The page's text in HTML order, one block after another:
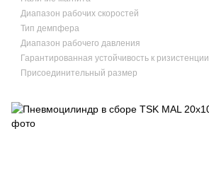
Диапазон рабочих скоростей
Тип демпфера
Диапазон рабочего давления
Гарантированная устойчивость к ризистенции
Присоединительный размер